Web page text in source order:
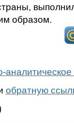
образом.
обратную